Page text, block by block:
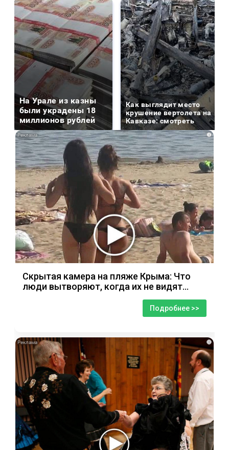
На Урале из казны
были украдены 18
миллионов рублей
Как выглядит место
крушение вертолета на
Кавказе: смотреть
i
Скрытая камера на пляже Крыма: Что
люди вытворяют, когда их не видят...
Подробнее >>
i